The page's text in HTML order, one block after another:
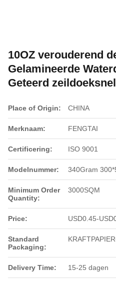
10OZ verouderend
Gelamineerde
Geteerd
Place of Origin: CHINA
Merknaam: FENGTAI
Certificering: ISO 9001
Modelnummer: 340Gram
Minimum Order
Quantity:
3000SQM
Price: USD0.45-
Standard
Packaging:
Delivery Time: 15-25 dagen